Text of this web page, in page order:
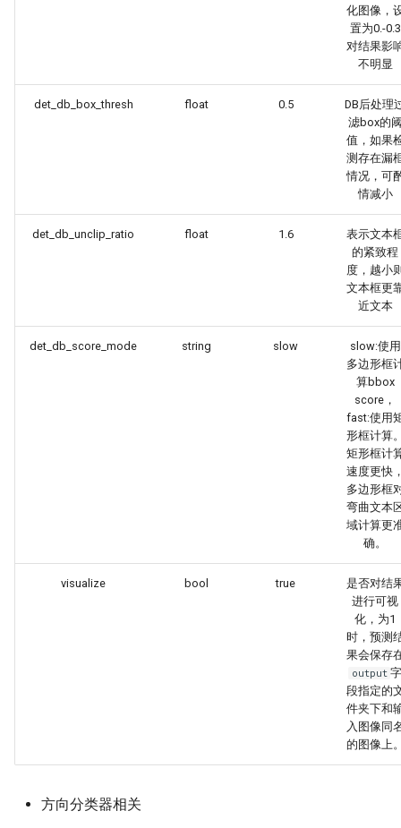
化图像，
置为0.-0.3
对结果影
不明显
det_db_box_thresh float 0.5
DB后处理
滤box的
值，如果
测存在漏
情况，可
情减小
det_db_unclip_ratio float 1.6
表示文本
的紧致程
度，越小
文本框更
近文本
det_db_score_mode string slow
slow:使用
多边形框
算bbox
score，
fast:使用
形框计算
矩形框计
速度更快
多边形框
弯曲文本
域计算更
确。
visualize bool true
是否对结
进行可视
化，为1
时，预测
果会保存
output 字
段指定的
件夹下和
入图像同
的图像上
方向分类器相关